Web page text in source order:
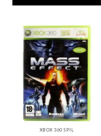
har
flere
varianter.
Mulighederne
kan
vælges
på
varesiden
XBOX 360 SPIL